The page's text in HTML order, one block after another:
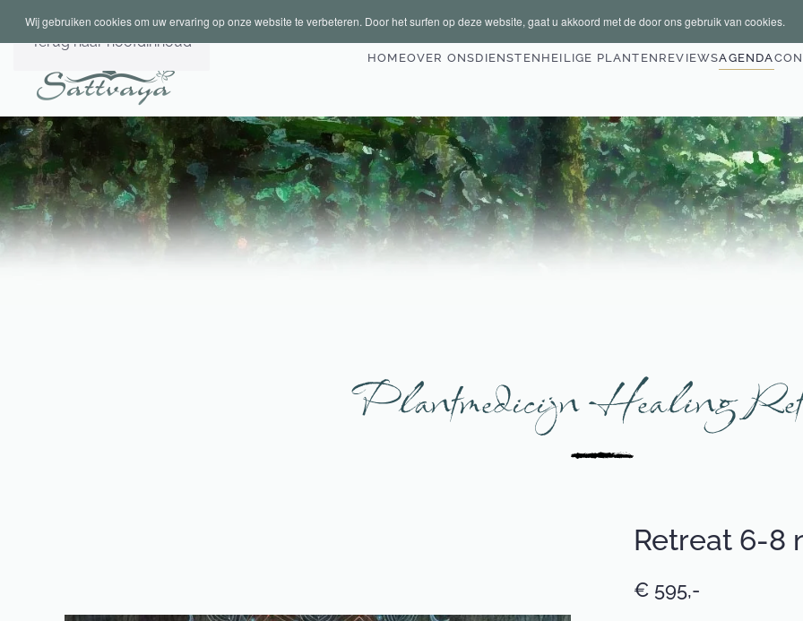
Wij gebruiken cookies om uw ervaring op onze website te verbeteren. Door het surfen op deze website, gaat u akkoord met de door ons gebruik van cookies.
Terug naar hoofdinhoud
HOMEOVER ONSDIENSTEN HEILIGE PLANTEN REVIEWSAGENDA
Plantmedicijn Healing
Retreat 6-8
€ 595,-